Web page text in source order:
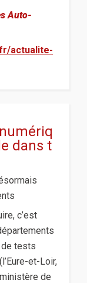
Auto-
actualite-
dans t
c’est
de tests
et-Loir,
de